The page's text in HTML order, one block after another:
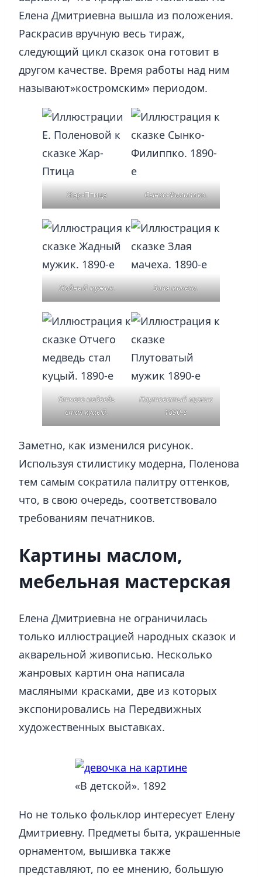
Елена Дмитриевна вышла из положения.
Раскрасив вручную весь тираж,
следующий цикл сказок она готовит в
другом качестве. Время работы над ним
называют»костромским» периодом.
Жар-Птица Сынко-Филиппко.
Жадный мужик. Злая мачеха.
Отчего медведь
стал куцый.
Плутоватый мужик
1890-е
Заметно, как изменился рисунок.
Используя стилистику модерна, Поленова
тем самым сократила палитру оттенков,
что, в свою очередь, соответствовало
требованиям печатников.
Картины маслом,
мебельная мастерская
Елена Дмитриевна не ограничилась
только иллюстрацией народных сказок и
акварельной живописью. Несколько
жанровых картин она написала
масляными красками, две из которых
экспонировались на Передвижных
художественных выставках.
«В детской». 1892
Но не только фольклор интересует Елену
Дмитриевну. Предметы быта, украшенные
орнаментом, вышивка также
представляют, по ее мнению, большую